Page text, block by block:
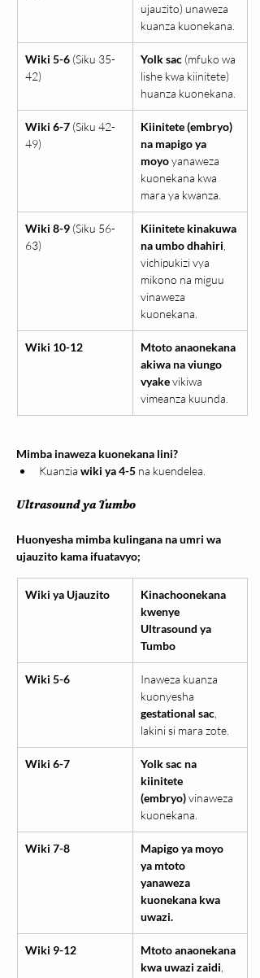
ujauzito) unaweza
kuanza kuonekana.
Wiki 5-6 (Siku 35-
42)
Yolk sac (mfuko wa
lishe kwa kiinitete)
huanza kuonekana.
Wiki 6-7 (Siku 42-
49)
Kiinitete (embryo)
na mapigo ya
moyo yanaweza
kuonekana kwa
mara ya kwanza.
Wiki 8-9 (Siku 56-
63)
Kiinitete kinakuwa
na umbo dhahiri
vichipukizi vya
mikono na miguu
vinaweza
kuonekana.
Wiki 10-12
Mtoto anaonekana
akiwa na viungo
vyake vikiwa
vimeanza kuunda.
Mimba inaweza kuonekana lini?
Kuanzia wiki ya 4-5 na kuendelea.
Ultrasound ya Tumbo
Huonyesha mimba kulingana na umri wa
ujauzito kama ifuatavyo;
Wiki ya Ujauzito
Kinachoonekana
kwenye
Ultrasound ya
Tumbo
Wiki 5-6
Inaweza kuanza
kuonyesha
gestational sac
lakini si mara zote.
Wiki 6-7
Yolk sac na
kiinitete
(embryo) vinaweza
kuonekana.
Wiki 7-8
Mapigo ya moyo
ya mtoto
yanaweza
kuonekana kwa
uwazi.
Wiki 9-12
Mtoto anaonekana
kwa uwazi zaidi